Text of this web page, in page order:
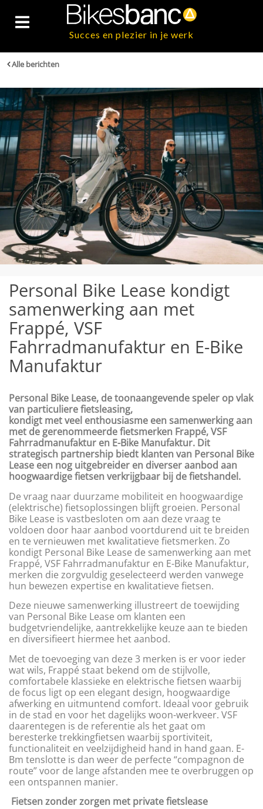
Succes en plezier in je werk
Alle berichten
Personal Bike Lease kondigt
samenwerking aan met
Frappé, VSF
Fahrradmanufaktur en E-Bike
Manufaktur
Personal Bike Lease, de toonaangevende speler op vlak
van particuliere fietsleasing,
kondigt met veel enthousiasme een samenwerking aan
met de gerenommeerde fietsmerken Frappé, VSF
Fahrradmanufaktur en E-Bike Manufaktur. Dit
strategisch partnership biedt klanten van Personal Bike
Lease een nog uitgebreider en diverser aanbod aan
hoogwaardige fietsen verkrijgbaar bij de fietshandel.
De vraag naar duurzame mobiliteit en hoogwaardige
(elektrische) fietsoplossingen blijft groeien. Personal
Bike Lease is vastbesloten om aan deze vraag te
voldoen door haar aanbod voortdurend uit te breiden
en te vernieuwen met kwalitatieve fietsmerken. Zo
kondigt Personal Bike Lease de samenwerking aan met
Frappé, VSF Fahrradmanufaktur en E-Bike Manufaktur,
merken die zorgvuldig geselecteerd werden vanwege
hun bewezen expertise en kwalitatieve fietsen.
Deze nieuwe samenwerking illustreert de toewijding
van Personal Bike Lease om klanten een
budgetvriendelijke, aantrekkelijke keuze aan te bieden
en diversifieert hiermee het aanbod.
Met de toevoeging van deze 3 merken is er voor ieder
wat wils, Frappé staat bekend om de stijlvolle,
comfortabele klassieke en elektrische fietsen waarbij
de focus ligt op een elegant design, hoogwaardige
afwerking en uitmuntend comfort. Ideaal voor gebruik
in de stad en voor het dagelijks woon-werkveer. VSF
daarentegen is de referentie als het gaat om
beresterke trekkingfietsen waarbij sportiviteit,
functionaliteit en veelzijdigheid hand in hand gaan. E-
Bm tenslotte is dan weer de perfecte “compagnon de
route” voor de lange afstanden mee te overbruggen op
een ontspannen manier.
Fietsen zonder zorgen met private fietslease